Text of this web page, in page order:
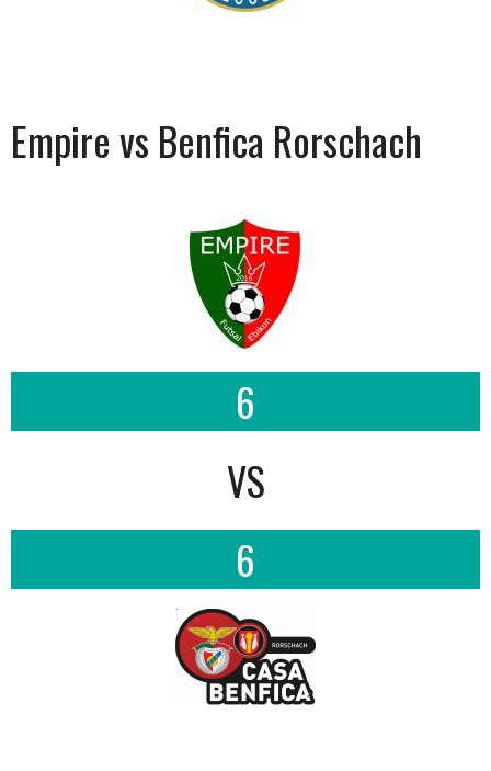
Empire vs Benfica Rorschach
6
VS
6